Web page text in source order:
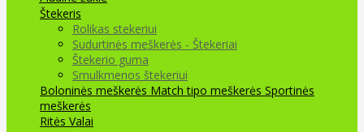
Štekeris
Rolikas stekeriui
Sudurtinės meškerės - Štekeriai
Štekerio guma
Smulkmenos štekeriui
Boloninės meškerės Match tipo meškerės Sportinės
meškerės
Ritės Valai